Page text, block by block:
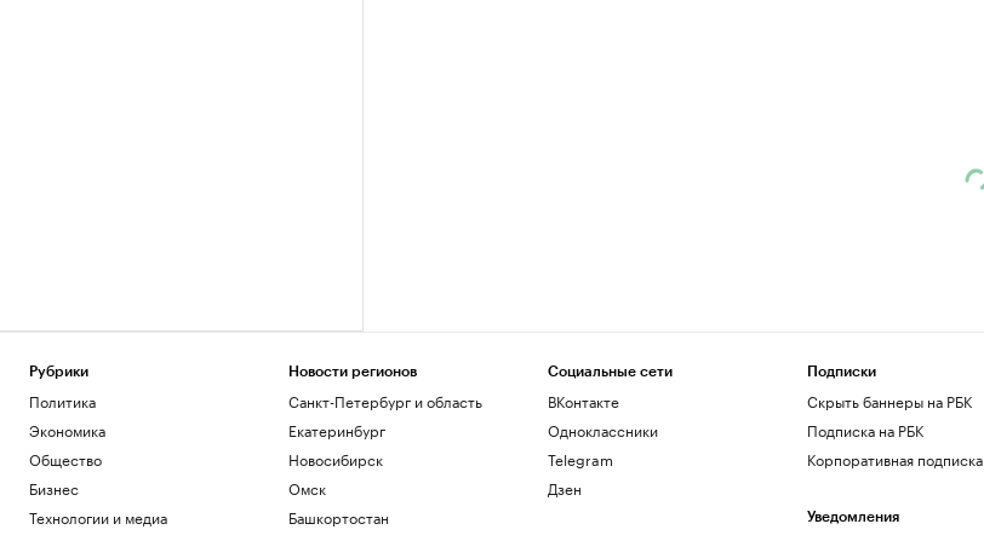
Рубрики
Политика
Экономика
Общество
Бизнес
Технологии и медиа
Новости регионов
Санкт-Петербург и область
Екатеринбург
Новосибирск
Омск
Башкортостан
Социальные сети
ВКонтакте
Одноклассники
Telegram
Дзен
Подписки
Скрыть баннеры на РБК
Подписка на РБК
Корпоративная подписка
Уведомления